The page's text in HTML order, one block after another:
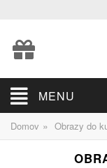
MENU
Domov » Obrazy do